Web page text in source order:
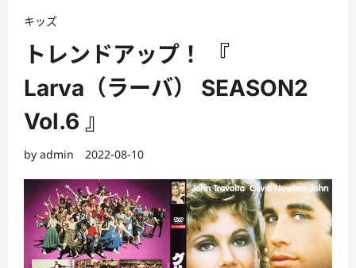
キッズ
トレンドアップ！ 『
Larva（ラーバ） SEASON2
Vol.6 』
by admin 2022-08-10